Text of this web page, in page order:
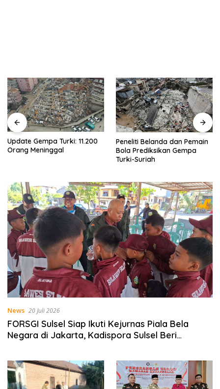
Update Gempa Turki: 11.200
Orang Meninggal
Peneliti Belanda dan Pemain
Bola Prediksikan Gempa
Turki-Suriah
News 20 Juli 2026
FORSGI Sulsel Siap Ikuti Kejurnas Piala Bela
Negara di Jakarta, Kadispora Sulsel Beri